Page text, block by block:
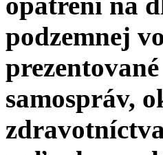
podzemnej
samospráv,